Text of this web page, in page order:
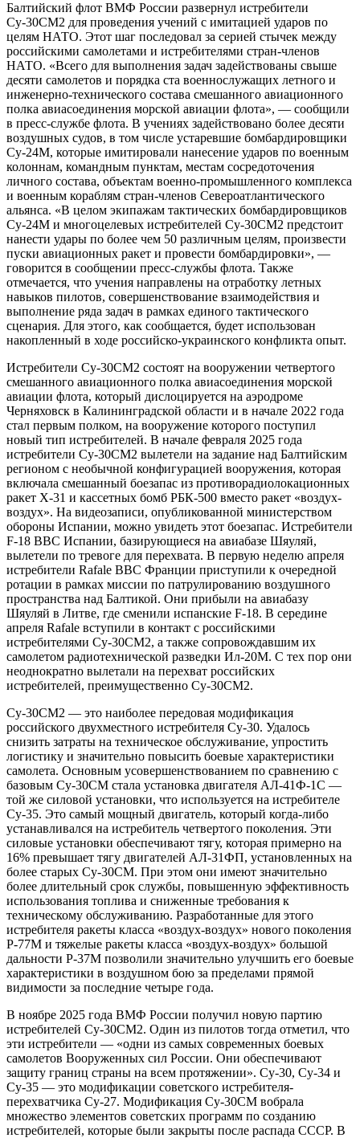
Балтийский флот ВМФ России развернул истребители
Су-30СМ2 для проведения учений с имитацией ударов по
целям НАТО. Этот шаг последовал за серией стычек между
российскими самолетами и истребителями стран-членов
НАТО. «Всего для выполнения задач задействованы свыше
десяти самолетов и порядка ста военнослужащих летного и
инженерно-технического состава смешанного авиационного
полка авиасоединения морской авиации флота», — сообщили
в пресс-службе флота. В учениях задействовано более десяти
воздушных судов, в том числе устаревшие бомбардировщики
Су-24М, которые имитировали нанесение ударов по военным
колоннам, командным пунктам, местам сосредоточения
личного состава, объектам военно-промышленного комплекса
и военным кораблям стран-членов Североатлантического
альянса. «В целом экипажам тактических бомбардировщиков
Су-24М и многоцелевых истребителей Су-30СМ2 предстоит
нанести удары по более чем 50 различным целям, произвести
пуски авиационных ракет и провести бомбардировки», —
говорится в сообщении пресс-службы флота. Также
отмечается, что учения направлены на отработку летных
навыков пилотов, совершенствование взаимодействия и
выполнение ряда задач в рамках единого тактического
сценария. Для этого, как сообщается, будет использован
накопленный в ходе российско-украинского конфликта опыт.
Истребители Су-30СМ2 состоят на вооружении четвертого
смешанного авиационного полка авиасоединения морской
авиации флота, который дислоцируется на аэродроме
Черняховск в Калининградской области и в начале 2022 года
стал первым полком, на вооружение которого поступил
новый тип истребителей. В начале февраля 2025 года
истребители Су-30СМ2 вылетели на задание над Балтийским
регионом с необычной конфигурацией вооружения, которая
включала смешанный боезапас из противорадиолокационных
ракет Х-31 и кассетных бомб РБК-500 вместо ракет «воздух-
воздух». На видеозаписи, опубликованной министерством
обороны Испании, можно увидеть этот боезапас. Истребители
F-18 ВВС Испании, базирующиеся на авиабазе Шяуляй,
вылетели по тревоге для перехвата. В первую неделю апреля
истребители Rafale ВВС Франции приступили к очередной
ротации в рамках миссии по патрулированию воздушного
пространства над Балтикой. Они прибыли на авиабазу
Шяуляй в Литве, где сменили испанские F-18. В середине
апреля Rafale вступили в контакт с российскими
истребителями Су-30СМ2, а также сопровождавшим их
самолетом радиотехнической разведки Ил-20М. С тех пор они
неоднократно вылетали на перехват российских
истребителей, преимущественно Су-30СМ2.
Су-30СМ2 — это наиболее передовая модификация
российского двухместного истребителя Су-30. Удалось
снизить затраты на техническое обслуживание, упростить
логистику и значительно повысить боевые характеристики
самолета. Основным усовершенствованием по сравнению с
базовым Су-30СМ стала установка двигателя АЛ-41Ф-1С —
той же силовой установки, что используется на истребителе
Су-35. Это самый мощный двигатель, который когда-либо
устанавливался на истребитель четвертого поколения. Эти
силовые установки обеспечивают тягу, которая примерно на
16% превышает тягу двигателей АЛ-31ФП, установленных на
более старых Су-30СМ. При этом они имеют значительно
более длительный срок службы, повышенную эффективность
использования топлива и сниженные требования к
техническому обслуживанию. Разработанные для этого
истребителя ракеты класса «воздух-воздух» нового поколения
Р-77М и тяжелые ракеты класса «воздух-воздух» большой
дальности Р-37М позволили значительно улучшить его боевые
характеристики в воздушном бою за пределами прямой
видимости за последние четыре года.
В ноябре 2025 года ВМФ России получил новую партию
истребителей Су-30СМ2. Один из пилотов тогда отметил, что
эти истребители — «одни из самых современных боевых
самолетов Вооруженных сил России. Они обеспечивают
защиту границ страны на всем протяжении». Су-30, Су-34 и
Су-35 — это модификации советского истребителя-
перехватчика Су-27. Модификация Су-30СМ вобрала
множество элементов советских программ по созданию
истребителей, которые были закрыты после распада СССР. В